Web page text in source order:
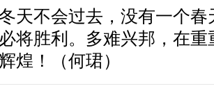
天不会过去，没有一个
将胜利。多难兴邦，在
煌！（何珺）